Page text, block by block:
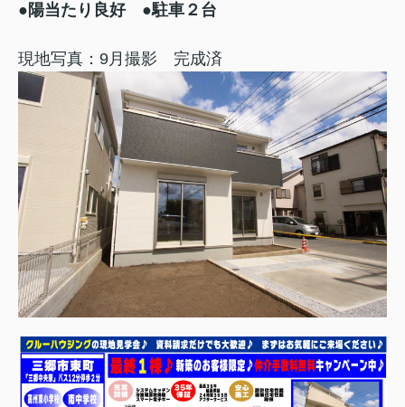
●陽当たり良好 ●駐車２台
現地写真：9月撮影 完成済